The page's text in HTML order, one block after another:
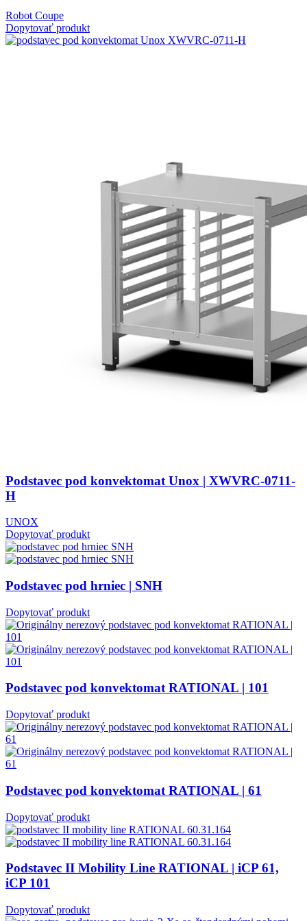
Robot Coupe
Dopytovať produkt
Podstavec pod konvektomat Unox | XWVRC-0711-
H
UNOX
Dopytovať produkt
Podstavec pod hrniec | SNH
Dopytovať produkt
Podstavec pod konvektomat RATIONAL | 101
Dopytovať produkt
Podstavec pod konvektomat RATIONAL | 61
Dopytovať produkt
Podstavec II Mobility Line RATIONAL | iCP 61,
iCP 101
Dopytovať produkt